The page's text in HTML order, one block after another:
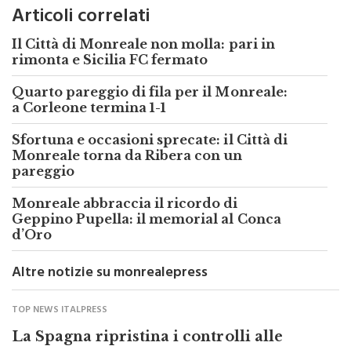
Il Città di Monreale non molla: pari in
rimonta e Sicilia FC fermato
a Corleone termina 1-1
Monreale torna da Ribera con un
pareggio
Monreale abbraccia il ricordo di
Geppino Pupella: il memorial al Conca
d’Oro
Altre notizie su monrealepress
TOP NEWS ITALPRESS
La Spagna ripristina i controlli alle
frontiere con l’Italia